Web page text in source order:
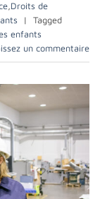
,Droits de
|
Tagged
enfants
un commentaire